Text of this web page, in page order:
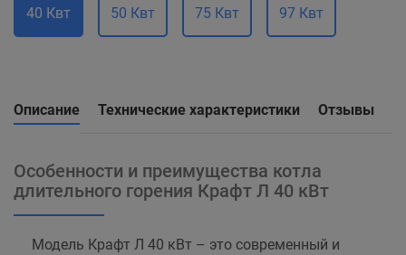
40 Квт 50 Квт 75 Квт 97 Квт
Описание Технические характеристики Отзывы
Особенности и преимущества котла
длительного горения Крафт Л 40 кВт
Модель Крафт Л 40 кВт – это современный и